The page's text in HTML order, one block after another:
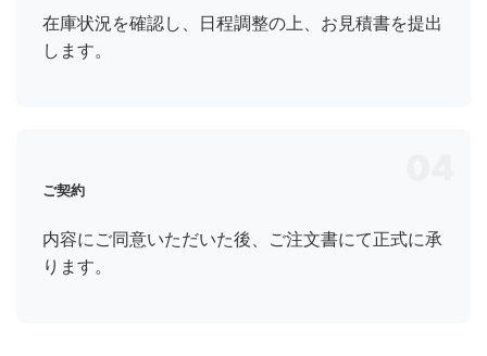
在庫状況を確認し、日程調整の上、お見積書を提出
します。
ご契約
内容にご同意いただいた後、ご注文書にて正式に承
ります。